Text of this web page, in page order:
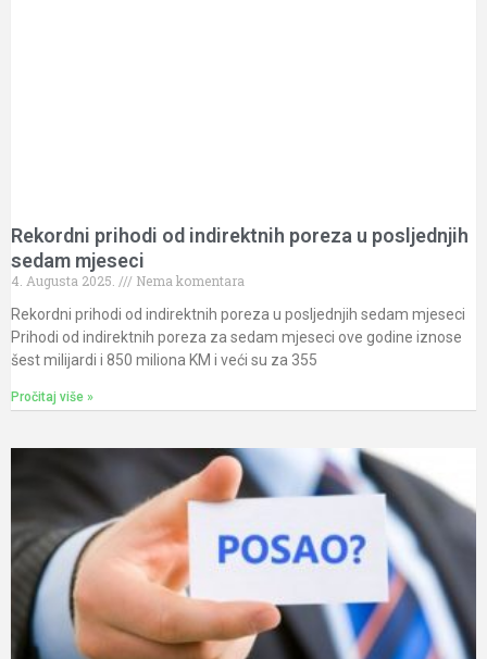
Rekordni prihodi od indirektnih poreza u posljednjih
sedam mjeseci
4. Augusta 2025.
Nema komentara
Rekordni prihodi od indirektnih poreza u posljednjih sedam mjeseci
Prihodi od indirektnih poreza za sedam mjeseci ove godine iznose
šest milijardi i 850 miliona KM i veći su za 355
Pročitaj više »